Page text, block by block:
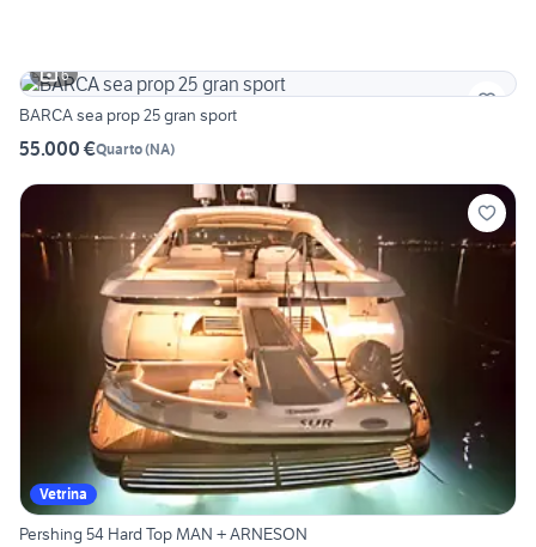
6
BARCA sea prop 25 gran sport
55.000 €Quarto(NA)
Vetrina
Pershing 54 Hard Top MAN + ARNESON